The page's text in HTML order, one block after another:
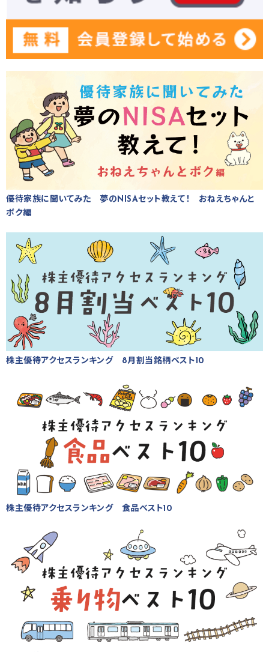
優待家族に聞いてみた 夢のNISAセット教えて！ おねえちゃんと
ボク編
株主優待アクセスランキング 8月割当銘柄ベスト10
株主優待アクセスランキング 食品ベスト10